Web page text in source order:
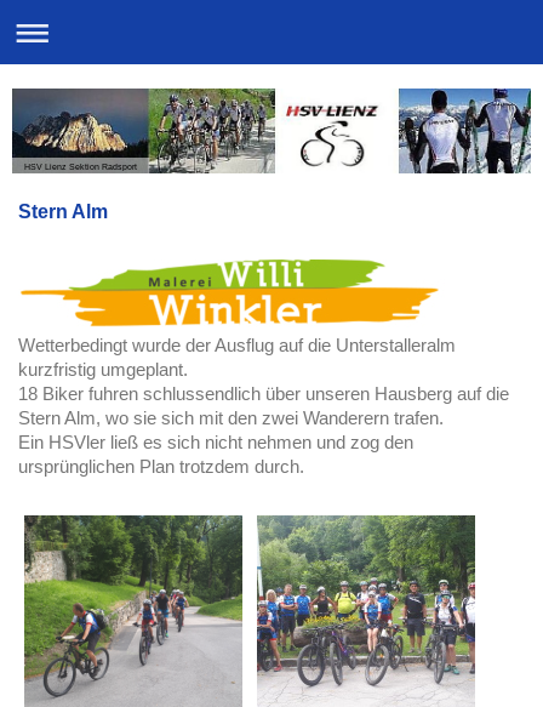
HSV Lienz Sektion Radsport
Stern Alm
Wetterbedingt wurde der Ausflug auf die Unterstalleralm
kurzfristig umgeplant.
18 Biker fuhren schlussendlich über unseren Hausberg auf die
Stern Alm, wo sie sich mit den zwei Wanderern trafen.
Ein HSVler ließ es sich nicht nehmen und zog den
ursprünglichen Plan trotzdem durch.